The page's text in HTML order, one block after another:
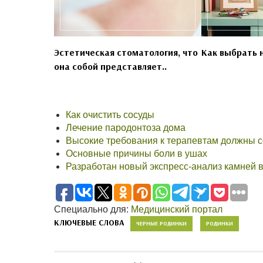
Эстетическая стоматология, что
она собой представляет..
Как выбрать
Как очистить сосуды
Лечение пародонтоза дома
Высокие требования к терапевтам должны
Основные причины боли в ушах
Разработан новый экспресс-анализ
Специально для: Медицинский портал
КЛЮЧЕВЫЕ СЛОВА ЧЕРНЫЕ РОДИНКИ РОДИНКИ